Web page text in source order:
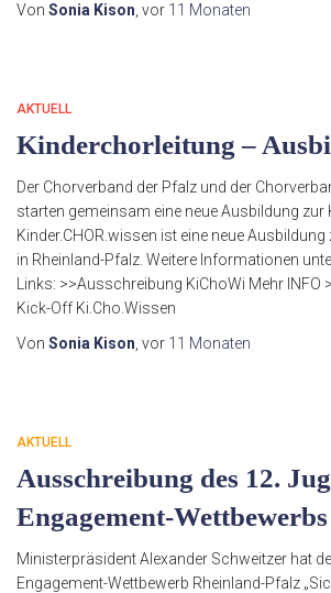
Von Sonia Kison , vor 11 Monaten
AKTUELL
Kinderchorleitung –
Der Chorverband der Pfalz und der
starten gemeinsam eine neue Ausbildung zur
Kinder.CHOR.wissen ist eine neue
in Rheinland-Pfalz. Weitere Informationen
Links: >>Ausschreibung KiChoWi Mehr
Kick-Off Ki.Cho.Wissen
Von Sonia Kison , vor 11 Monaten
AKTUELL
Ausschreibung des 12.
Engagement-Wettbewerbs
Ministerpräsident Alexander Schweitzer hat
Engagement-Wettbewerb Rheinland-Pfalz